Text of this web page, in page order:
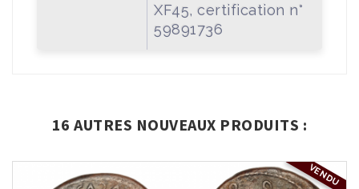
XF45, certification n°
59891736
16 AUTRES NOUVEAUX PRODUITS :
VENDU